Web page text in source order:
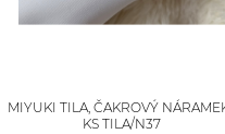
MIYUKI TILA, ČAKROVÝ
KS TILA/N37